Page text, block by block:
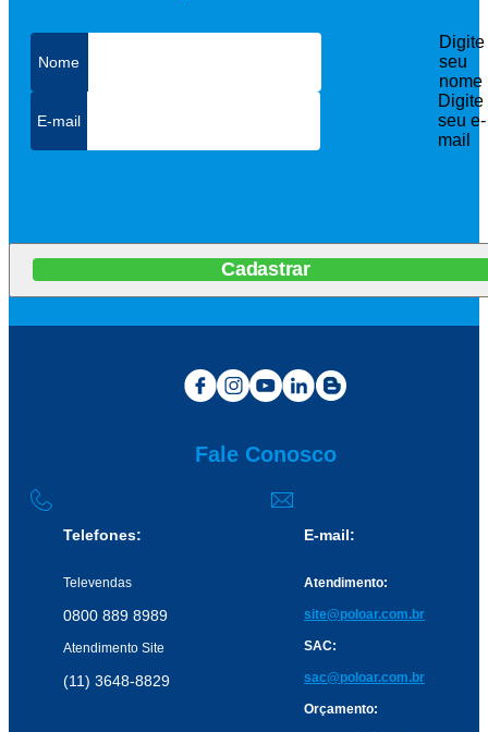
Digite
seu
nome
Digite
seu e-
mail
Cadastrar
Fale Conosco
Telefones:
Televendas
0800 889 8989
Atendimento Site
(11) 3648-8829
E-mail:
Atendimento:
site@poloar.com.br
SAC:
sac@poloar.com.br
Orçamento: